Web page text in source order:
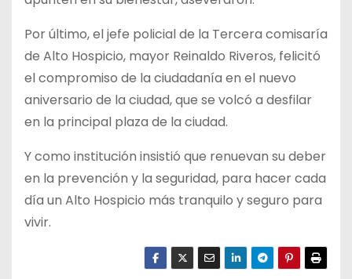
Por último, el jefe policial de la Tercera comisaría
de Alto Hospicio, mayor Reinaldo Riveros, felicitó
el compromiso de la ciudadanía en el nuevo
aniversario de la ciudad, que se volcó a desfilar
en la principal plaza de la ciudad.
Y como institución insistió que renuevan su deber
en la prevención y la seguridad, para hacer cada
día un Alto Hospicio más tranquilo y seguro para
vivir.